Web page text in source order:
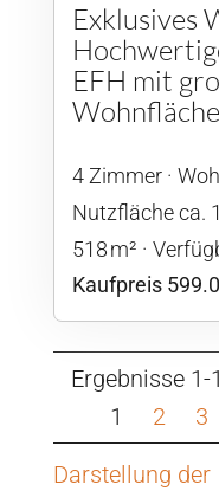
Exklusives
EFH mit
4 Zimmer
Nutzfläche ca.
518 m²
Kaufpreis
Ergebnisse 1-
1
2 3
Darstellung